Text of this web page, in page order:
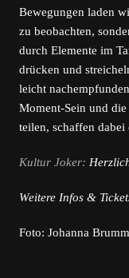
Bewegungen laden
zu beobachten,
durch Elemente im
drücken und
leicht
Moment-Sein und
teilen, schaffen dabei
Kultur Joker:
Weitere Infos &
Foto: Johanna